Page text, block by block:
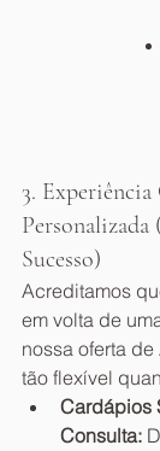
3.
Personalizada
Sucesso)
Acreditamos
em volta de
nossa oferta
tão flexível
Cardápios
Consulta: